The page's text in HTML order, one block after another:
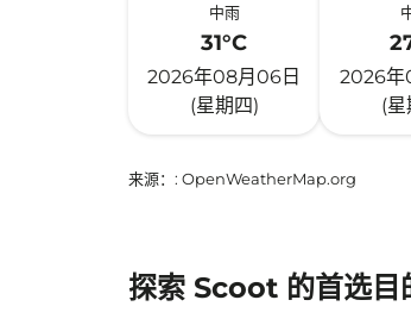
中雨
31°C
2026年08月06日
(星期四)
2026年
(星
来源： : OpenWeatherMap.org
探索 Scoot 的首选目